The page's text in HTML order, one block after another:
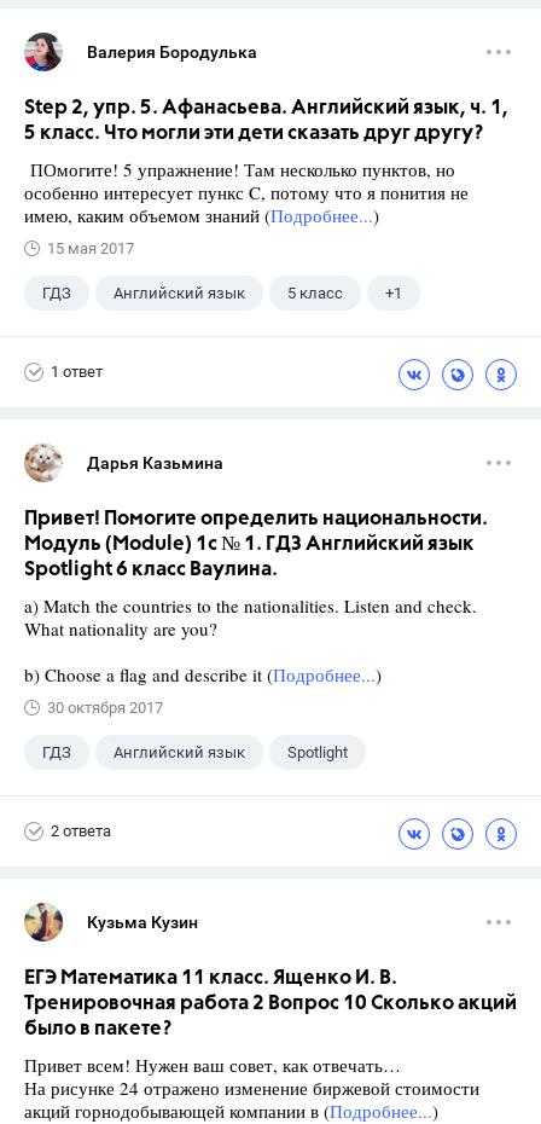
Валерия Бородулька
Step 2, упр. 5. Афанасьева. Английский язык, ч. 1,
5 класс. Что могли эти дети сказать друг другу?
ПОмогите! 5 упражнение! Там несколько пунктов, но
особенно интересует пункс C, потому что я понития не
имею, каким объемом знаний (Подробнее...)
15 мая 2017
ГДЗ Английский язык 5 класс +1
1 ответ
Дарья Казьмина
Привет! Помогите определить национальности.
Модуль (Module) 1c № 1. ГДЗ Английский язык
Spotlight 6 класс Ваулина.
a) Match the countries to the nationalities. Listen and check.
What nationality are you?
b) Choose a flag and describe it (Подробнее...)
30 октября 2017
ГДЗ Английский язык Spotlight
2 ответа
Кузьма Кузин
ЕГЭ Математика 11 класс. Ященко И. В.
Тренировочная работа 2 Вопрос 10 Сколько акций
было в пакете?
Привет всем! Нужен ваш совет, как отвечать…
На рисунке 24 отражено изменение биржевой стоимости
акций горнодобывающей компании в (Подробнее...)